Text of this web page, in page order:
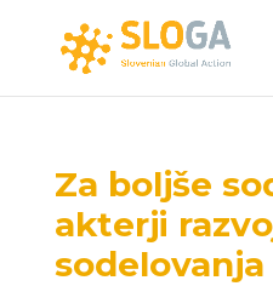
Za boljše
akterji
sodelovanja